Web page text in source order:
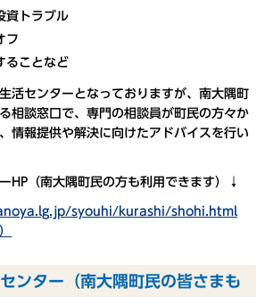
資トラブル
フ
ることなど
活センターとなっておりますが、南大隅町
相談窓口で、専門の相談員が町民の方々か
情報提供や解決に向けたアドバイスを行い
HP（南大隅町民の方も利用できます）↓
syouhi/kurashi/shohi.html
ンター（南大隅町民の皆さまも